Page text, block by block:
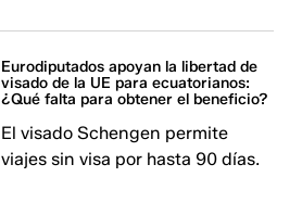
Eurodiputados apoyan la libertad de
visado de la UE para ecuatorianos:
¿Qué falta para obtener el beneficio?
El visado Schengen permite
viajes sin visa por hasta 90 días.